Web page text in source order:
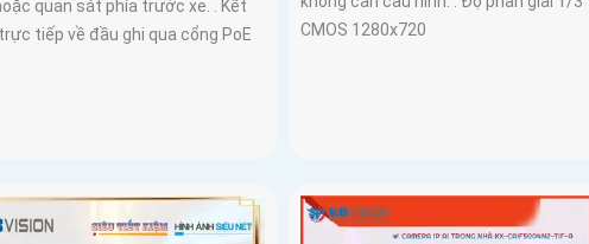
quan sát phía trước xe. . Kết
tiếp về đầu ghi qua cổng PoE
CMOS 1280x720